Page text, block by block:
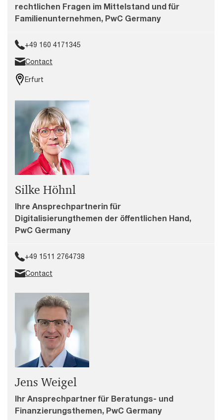
rechtlichen Fragen im Mittelstand und für
Familienunternehmen, PwC Germany
+49 160 4171345
Contact
Erfurt
Silke Höhnl
Ihre Ansprechpartnerin für
Digitalisierungthemen der öffentlichen Hand,
PwC Germany
+49 1511 2764738
Contact
Jens Weigel
Ihr Ansprechpartner für Beratungs- und
Finanzierungsthemen, PwC Germany